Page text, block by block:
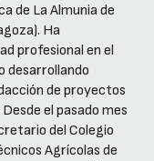
de La Almunia de
Ha
profesional en el
desarrollando
de proyectos
el pasado mes
del Colegio
Agrícolas de